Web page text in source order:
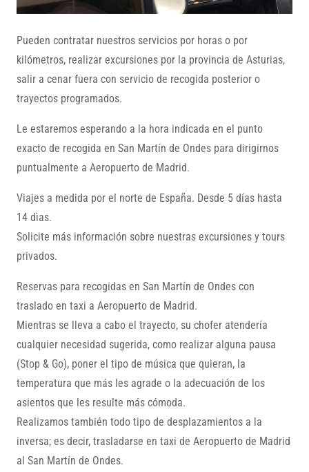
Pueden contratar nuestros servicios por horas o por
kilómetros, realizar excursiones por la provincia de Asturias,
salir a cenar fuera con servicio de recogida posterior o
trayectos programados.
Le estaremos esperando a la hora indicada en el punto
exacto de recogida en San Martín de Ondes para dirigirnos
puntualmente a Aeropuerto de Madrid.
Viajes a medida por el norte de España. Desde 5 días hasta
14 dìas.
Solicite más información sobre nuestras excursiones y tours
privados.
Reservas para recogidas en San Martín de Ondes con
traslado en taxi a Aeropuerto de Madrid.
Mientras se lleva a cabo el trayecto, su chofer atendería
cualquier necesidad sugerida, como realizar alguna pausa
(Stop & Go), poner el tipo de música que quieran, la
temperatura que más les agrade o la adecuación de los
asientos que les resulte más cómoda.
Realizamos también todo tipo de desplazamientos a la
inversa; es decir, trasladarse en taxi de Aeropuerto de Madrid
al San Martín de Ondes.